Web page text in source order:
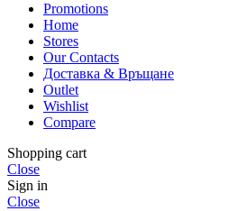
Promotions
Home
Stores
Our Contacts
Доставка & Връщане
Outlet
Wishlist
Compare
Shopping cart
Close
Sign in
Close